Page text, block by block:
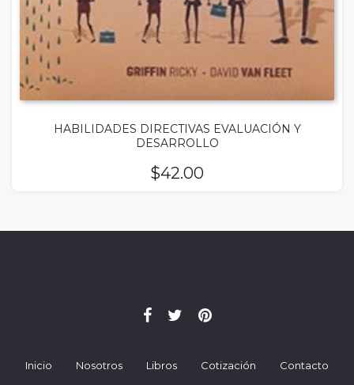
HABILIDADES DIRECTIVAS EVALUACIÓN Y
DESARROLLO
$42.00
Inicio Nosotros Libros Cotización Contacto